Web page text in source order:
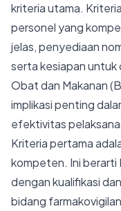
kriteria utama.
personel yang
jelas, penyediaan
serta kesiapan untuk
Obat dan Makanan
implikasi penting
efektivitas
Kriteria pertama
kompeten. Ini berarti
dengan kualifikasi
bidang